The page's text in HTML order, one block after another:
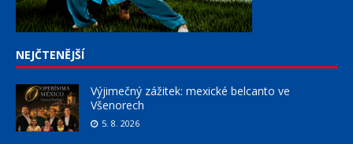
NEJČTENĚJŠÍ
Výjimečný zážitek: mexické belcanto ve
Všenorech
5. 8. 2026